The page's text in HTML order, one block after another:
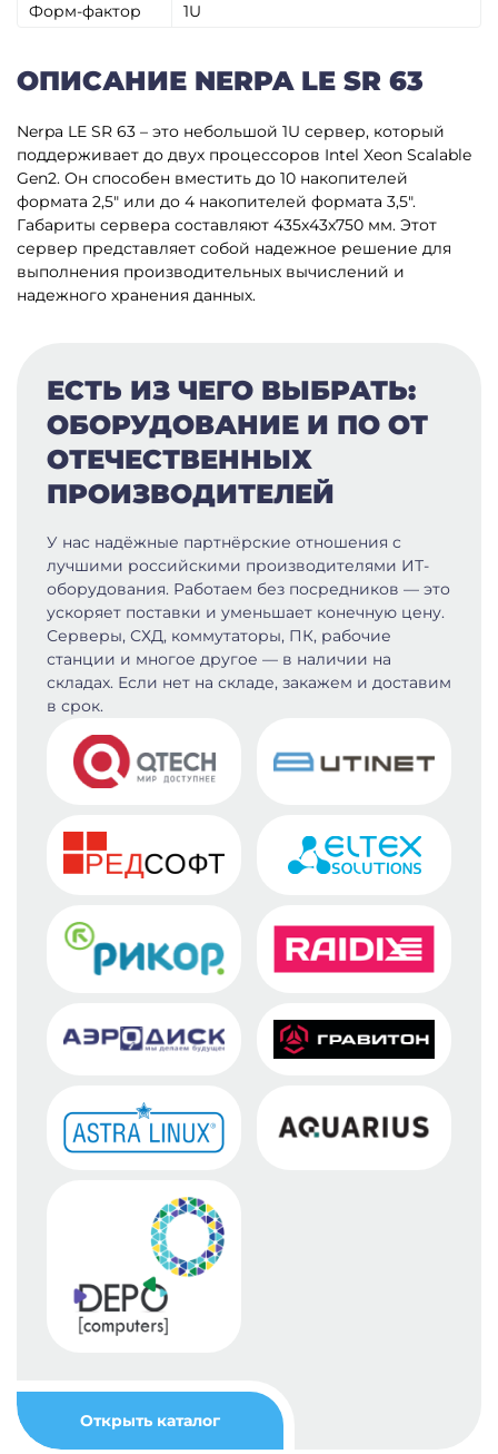
Форм-фактор
1U
ОПИСАНИЕ NERPA LE SR 63
Nerpa LE SR 63 – это небольшой 1U сервер, который
поддерживает до двух процессоров Intel Xeon Scalable
Gen2. Он способен вместить до 10 накопителей
формата 2,5″ или до 4 накопителей формата 3,5″.
Габариты сервера составляют 435x43x750 мм. Этот
сервер представляет собой надежное решение для
выполнения производительных вычислений и
надежного хранения данных.
ЕСТЬ ИЗ ЧЕГО ВЫБРАТЬ:
ОБОРУДОВАНИЕ И ПО ОТ
ОТЕЧЕСТВЕННЫХ
ПРОИЗВОДИТЕЛЕЙ
У нас надёжные партнёрские отношения с
лучшими российскими производителями ИТ-
оборудования. Работаем без посредников — это
ускоряет поставки и уменьшает конечную цену.
Серверы, СХД, коммутаторы, ПК, рабочие
станции и многое другое — в наличии на
складах. Если нет на складе, закажем и доставим
в срок.
Открыть каталог